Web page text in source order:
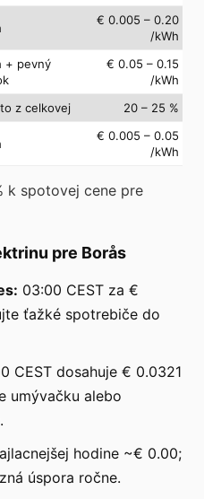
€ 0.005 – 0.20
/kWh
+ pevný
€ 0.05 – 0.15
/kWh
z celkovej 20 – 25 %
€ 0.005 – 0.05
/kWh
k spotovej cene pre
pre Borås
03:00 CEST za €
ťažké spotrebiče do
CEST dosahuje € 0.0321
umývačku alebo
hodine ~€ 0.00;
úspora ročne.